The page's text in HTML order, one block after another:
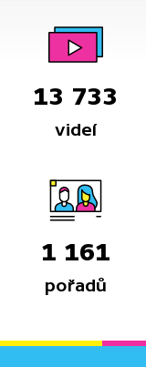
13 733
videí
1 161
pořadů